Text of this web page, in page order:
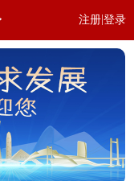
注册 登录